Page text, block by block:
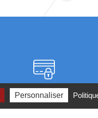
Paiement sécurisé
Personnaliser